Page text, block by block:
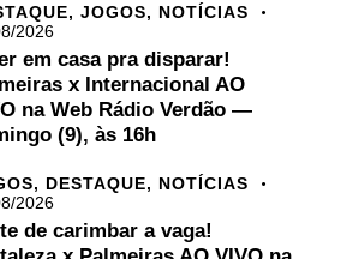
JOGOS, NOTÍCIAS
2026
em casa pra disparar!
x Internacional AO
na Web Rádio Verdão —
(9), às 16h
DESTAQUE, NOTÍCIAS
2026
de carimbar a vaga!